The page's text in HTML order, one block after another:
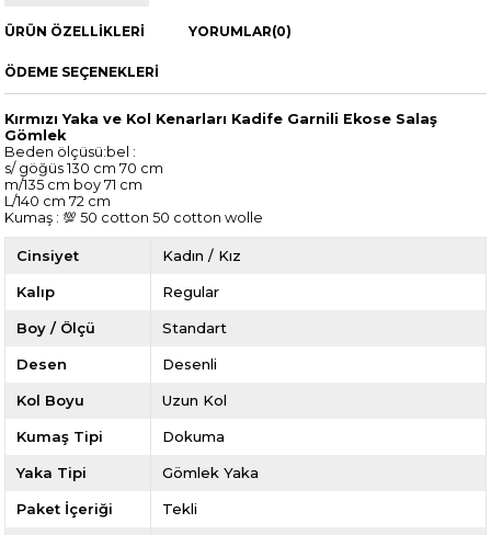
ÜRÜN ÖZELLIKLERI YORUMLAR(0)
ÖDEME SEÇENEKLERI
Kırmızı Yaka ve Kol Kenarları Kadife Garnili Ekose Salaş
Gömlek
Beden ölçüsü:bel :
s/ göğüs 130 cm 70 cm
m/135 cm boy 71 cm
L/140 cm 72 cm
Kumaş : 💯 50 cotton 50 cotton wolle
Cinsiyet Kadın / Kız
Kalıp Regular
Boy / Ölçü Standart
Desen Desenli
Kol Boyu Uzun Kol
Kumaş Tipi Dokuma
Yaka Tipi Gömlek Yaka
Paket İçeriği Tekli